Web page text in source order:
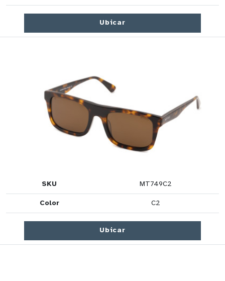
Ubicar
SKU MT749C2
Color C2
Ubicar